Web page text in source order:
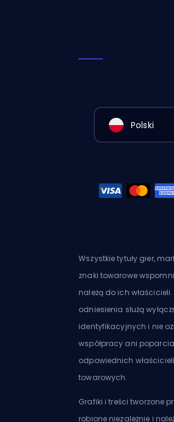
Polski
Wszystkie tytuły gier,
znaki towarowe
należą do ich właścicieli.
odniesienia służą
identyfikacyjnych i nie
współpracy ani
odpowiednich
towarowych.
Grafiki i treści tworzone
robione niezależnie i